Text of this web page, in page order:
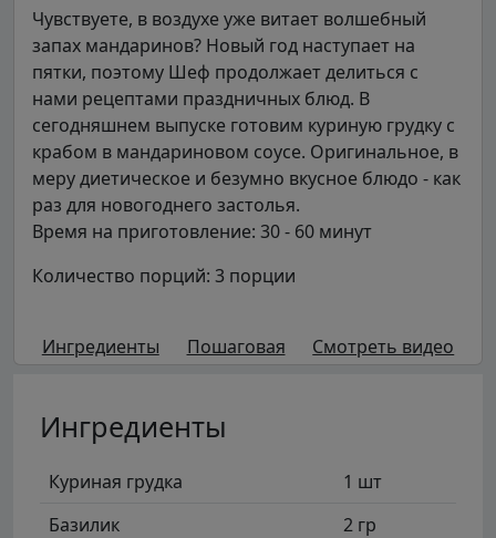
Чувствуете, в воздухе уже витает волшебный
запах мандаринов? Новый год наступает на
пятки, поэтому Шеф продолжает делиться с
нами рецептами праздничных блюд. В
сегодняшнем выпуске готовим куриную грудку с
крабом в мандариновом соусе. Оригинальное, в
меру диетическое и безумно вкусное блюдо - как
раз для новогоднего застолья.
Время на приготовление: 30 - 60 минут
Количество порций: 3 порции
Ингредиенты Пошаговая Смотреть видео
Ингредиенты
Куриная грудка
1 шт
Базилик
2 гр